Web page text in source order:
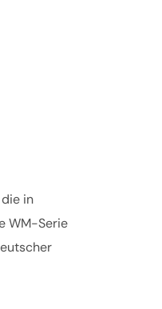
in
WM-Serie